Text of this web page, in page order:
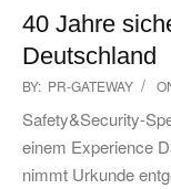
40 Jahre
Deutschland
2026-
06-
29
BY: PR-GATEWAY
Safety&Security-
einem Experience
nimmt Urkunde